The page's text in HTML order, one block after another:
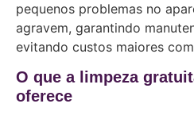
pequenos problemas no
agravem, garantindo
evitando custos maiores
O que a limpeza
oferece